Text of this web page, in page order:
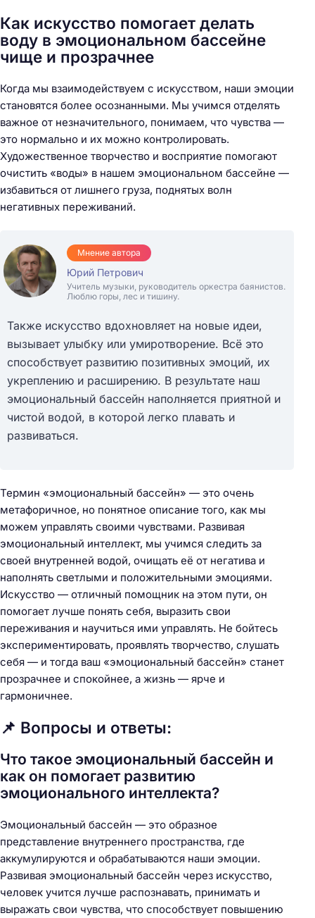
Как искусство помогает делать
воду в эмоциональном бассейне
чище и прозрачнее
Когда мы взаимодействуем с искусством, наши эмоции
становятся более осознанными. Мы учимся отделять
важное от незначительного, понимаем, что чувства —
это нормально и их можно контролировать.
Художественное творчество и восприятие помогают
очистить «воды» в нашем эмоциональном бассейне —
избавиться от лишнего груза, поднятых волн
негативных переживаний.
Мнение автора
Юрий Петрович
Учитель музыки, руководитель оркестра баянистов.
Люблю горы, лес и тишину.
Также искусство вдохновляет на новые идеи,
вызывает улыбку или умиротворение. Всё это
способствует развитию позитивных эмоций, их
укреплению и расширению. В результате наш
эмоциональный бассейн наполняется приятной и
чистой водой, в которой легко плавать и
развиваться.
Термин «эмоциональный бассейн» — это очень
метафоричное, но понятное описание того, как мы
можем управлять своими чувствами. Развивая
эмоциональный интеллект, мы учимся следить за
своей внутренней водой, очищать её от негатива и
наполнять светлыми и положительными эмоциями.
Искусство — отличный помощник на этом пути, он
помогает лучше понять себя, выразить свои
переживания и научиться ими управлять. Не бойтесь
экспериментировать, проявлять творчество, слушать
себя — и тогда ваш «эмоциональный бассейн» станет
прозрачнее и спокойнее, а жизнь — ярче и
гармоничнее.
📌 Вопросы и ответы:
Что такое эмоциональный бассейн и
как он помогает развитию
эмоционального интеллекта?
Эмоциональный бассейн — это образное
представление внутреннего пространства, где
аккумулируются и обрабатываются наши эмоции.
Развивая эмоциональный бассейн через искусство,
человек учится лучше распознавать, принимать и
выражать свои чувства, что способствует повышению